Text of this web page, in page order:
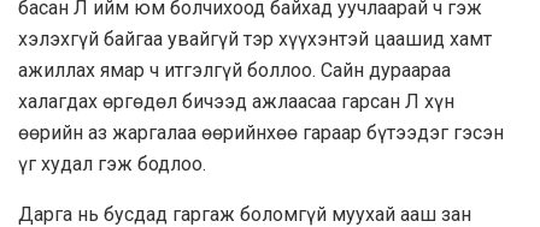
басан Л ийм юм болчихоод байхад уучлаарай ч гэж
хэлэхгүй байгаа увайгүй тэр хүүхэнтэй цаашид хамт
ажиллах ямар ч итгэлгүй боллоо. Сайн дураараа
халагдах өргөдөл бичээд ажлаасаа гарсан Л хүн
өөрийн аз жаргалаа өөрийнхөө гараар бүтээдэг гэсэн
үг худал гэж бодлоо.
Дарга нь бусдад гаргаж боломгүй муухай ааш зан